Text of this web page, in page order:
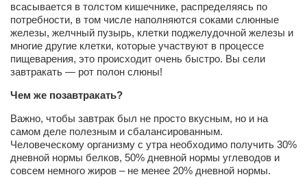
Владимир Айзенберг
Игорь Добровольский
Ольга Козаченко
Оксана Скоробагатская
Александра Скорук
Евгений Полюхович
Ольга Чикина
Бизнес-партнёры
всасывается в толстом кишечнике, распределяясь по
потребности, в том числе наполняются соками слюнные
железы, желчный пузырь, клетки поджелудочной железы и
многие другие клетки, которые участвуют в процессе
пищеварения, это происходит очень быстро. Вы сели
завтракать — рот полон слюны!
Чем же позавтракать?
Важно, чтобы завтрак был не просто вкусным, но и на
самом деле полезным и сбалансированным.
Человеческому организму с утра необходимо получить 30%
дневной нормы белков, 50% дневной нормы углеводов и
совсем немного жиров – не менее 20% дневной нормы.